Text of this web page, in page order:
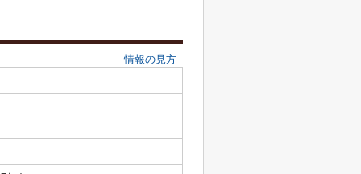
情報の見方